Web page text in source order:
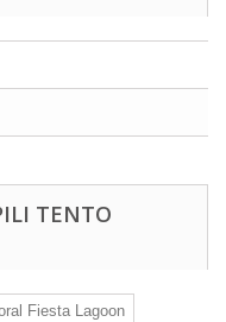
TENTO